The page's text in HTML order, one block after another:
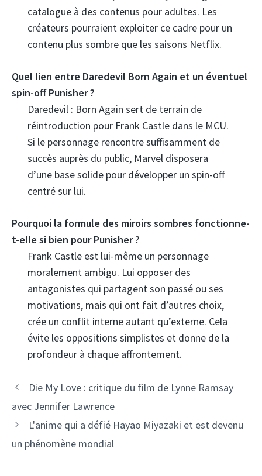
catalogue à des contenus pour adultes. Les
créateurs pourraient exploiter ce cadre pour un
contenu plus sombre que les saisons Netflix.
Quel lien entre Daredevil Born Again et un éventuel
spin-off Punisher ?
Daredevil : Born Again sert de terrain de
réintroduction pour Frank Castle dans le MCU.
Si le personnage rencontre suffisamment de
succès auprès du public, Marvel disposera
d’une base solide pour développer un spin-off
centré sur lui.
Pourquoi la formule des miroirs sombres fonctionne-
t-elle si bien pour Punisher ?
Frank Castle est lui-même un personnage
moralement ambigu. Lui opposer des
antagonistes qui partagent son passé ou ses
motivations, mais qui ont fait d’autres choix,
crée un conflit interne autant qu’externe. Cela
évite les oppositions simplistes et donne de la
profondeur à chaque affrontement.
Die My Love : critique du film de Lynne Ramsay
avec Jennifer Lawrence
L'anime qui a défié Hayao Miyazaki et est devenu
un phénomène mondial